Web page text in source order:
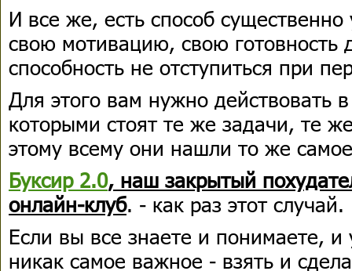
И все же, есть способ
свою мотивацию, свою готовность
способность не отступиться при
Для этого вам нужно действовать
которыми стоят те же задачи, те
этому всему они нашли то же
Буксир 2.0, наш закрытый
онлайн-клуб. - как раз этот случай.
Если вы все знаете и понимаете, и
никак самое важное - взять и